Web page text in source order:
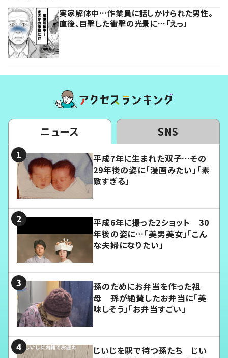
実家解体中…作業員に話しかけられた男性。
直後、目撃した衝撃の光景に…「えっ」
ニュース SNS
平成7年に生まれた双子…その
29年後の姿に「漫画みたい」「素
敵すぎる」
平成6年に撮った2ショット 30
年後の姿に…「美男美女」「こん
な夫婦になりたい」
孫のためにお弁当を作った祖
母 孫が絶賛したお弁当に「美
味しそう」「お弁当すごい」
じいじを駅で待つ孫たち じい